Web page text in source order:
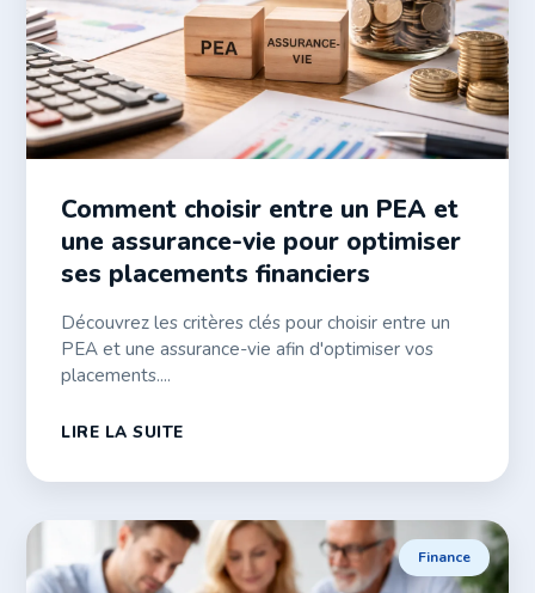
Comment choisir entre un PEA et
une assurance-vie pour optimiser
ses placements financiers
Découvrez les critères clés pour choisir entre un
PEA et une assurance-vie afin d'optimiser vos
placements....
LIRE LA SUITE
Finance